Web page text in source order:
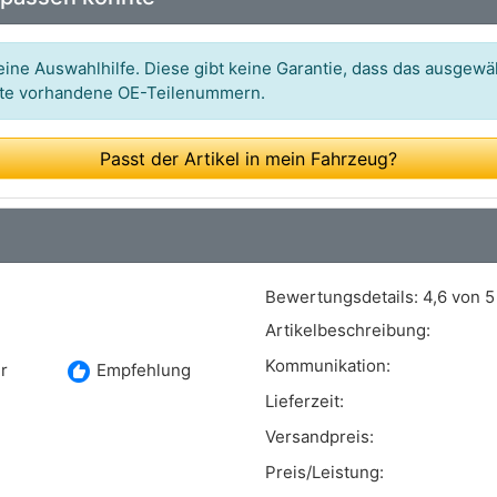
(BULK),ARE0107(SEG)
Art.-Nr.: 28-6589
Art.-Nr.: 9090845
Art.-Nr.: 553694RI
Art.-Nr.: CGB86589
Art.-Nr.: ABO344
Auswahlhilfe. Diese gibt keine Garantie, dass das
vorhandene OE-Teilenummern.
Passt der Artikel in mein Fahrzeug?
recommend Empfehlung
Bewertungsdetails: 4,6 von 5
Artikelbeschreibung:
Kommunikation:
Lieferzeit:
Versandpreis:
Preis/Leistung: